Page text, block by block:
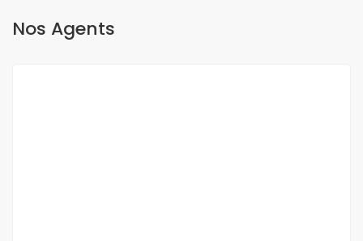
Nos Agents